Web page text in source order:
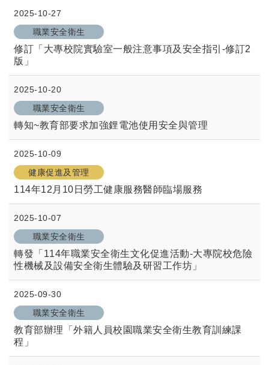
2025-10-27
職業安全衛生
修訂「大專校院實驗室一般注意事項及安全指引-修訂2
版」
2025-10-20
職業安全衛生
轉知~教育部要求加強鋰電池使用安全與管理
2025-10-09
健康促進及管理
114年12月10日勞工健康服務醫師臨場服務
2025-10-07
職業安全衛生
轉發「114年職業安全衛生文化促進活動-大專院校危險
性機械及設備安全衛生體驗及研習工作坊」
2025-09-30
職業安全衛生
教育部辦理「外籍人員校園職業安全衛生教育訓練課
程」